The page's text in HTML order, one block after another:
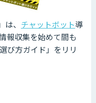
、 チャットボット導
報収集を始めて間も
び方ガイド」をリリ